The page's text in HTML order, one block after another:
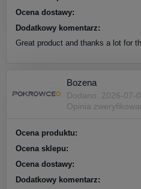
Ocena dostawy:
Dodatkowy komentarz:
Great product and thanks a lot for
Bozena
Dodano: 2026-07-
Opinia
Ocena produktu:
Ocena sklepu:
Ocena dostawy:
Dodatkowy komentarz: